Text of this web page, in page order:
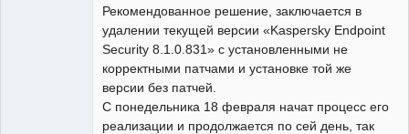
Рекомендованное решение, заключается в
удалении текущей версии «Kaspersky Endpoint
Security 8.1.0.831» с установленными не
корректными патчами и установке той же
версии без патчей.
С понедельника 18 февраля начат процесс его
реализации и продолжается по сей день, так